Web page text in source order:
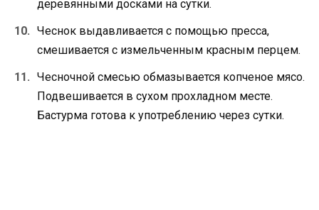
деревянными досками на сутки.
Чеснок выдавливается с помощью пресса,
смешивается с измельченным красным перцем.
Чесночной смесью обмазывается копченое мясо.
Подвешивается в сухом прохладном месте.
Бастурма готова к употреблению через сутки.